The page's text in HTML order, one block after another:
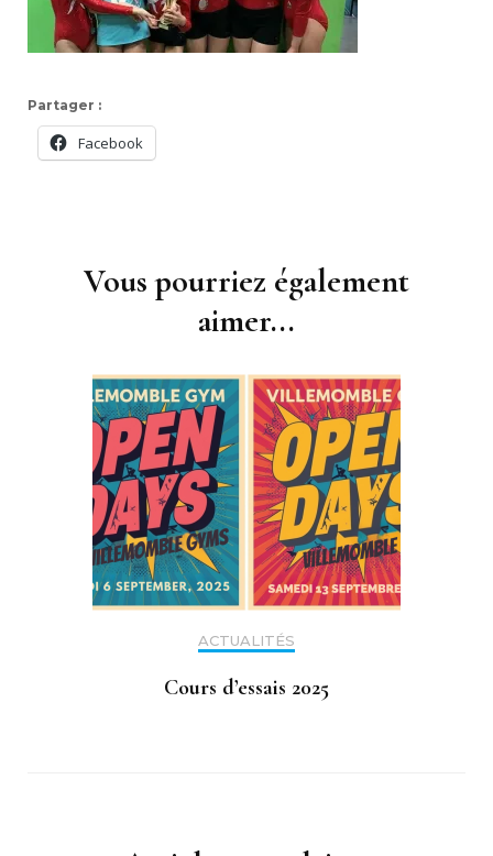
Partager :
Facebook
Vous pourriez également
aimer...
ACTUALITÉS
Cours d’essais 2025